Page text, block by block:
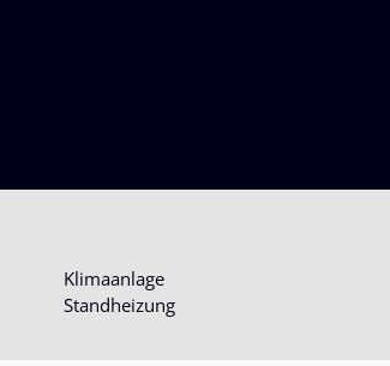
Klimaanlage
Standheizung